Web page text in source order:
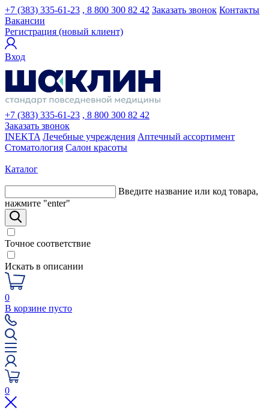
+7 (383) 335-61-23 , 8 800 300 82 42 Заказать звонок Контакты
Вакансии
Регистрация (новый клиент)
Вход
+7 (383) 335-61-23 , 8 800 300 82 42
Заказать звонок
INEKTA Лечебные учреждения Аптечный ассортимент
Стоматология Салон красоты
Каталог
Введите название или код товара,
нажмите "enter"
Точное соответствие
Искать в описании
0
В корзине пусто
0